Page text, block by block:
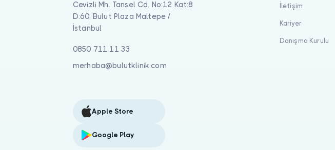
Cevizli Mh. Tansel Cd. No:12 Kat:8
D:60, Bulut Plaza Maltepe /
İstanbul
0850 711 11 33
merhaba@bulutklinik.com
Apple Store
Google Play
İletişim
Kariyer
Danışma Kurulu